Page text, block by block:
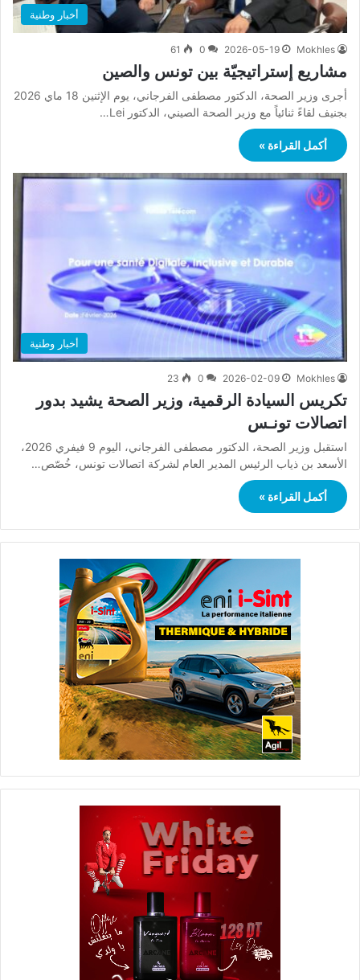
أخبار وطنية
Mokhles
2026-05-19
0
61
مشاريع إستراتيجيّة بين تونس والصين
أجرى وزير الصحة، الدكتور مصطفى الفرجاني، يوم الإثنين 18 ماي 2026
بجنيف لقاءً ثنائياً مع وزير الصحة الصيني، الدكتور Lei…
أكمل القراءة »
أخبار وطنية
Mokhles
2026-02-09
0
23
تكريس السيادة الرقمية، وزير الصحة يشيد بدور
اتصالات تونـس
استقبل وزير الصحة، الدكتور مصطفى الفرجاني، اليوم 9 فيفري 2026،
الأسعد بن ذياب الرئيس المدير العام لشركة اتصالات تونس، خُصّص…
أكمل القراءة »